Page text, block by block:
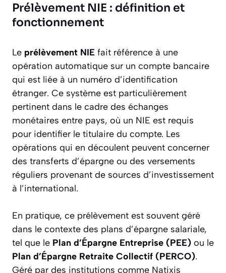
Prélèvement NIE : définition et
fonctionnement
Le prélèvement NIE fait référence à une
opération automatique sur un compte bancaire
qui est liée à un numéro d’identification
étranger. Ce système est particulièrement
pertinent dans le cadre des échanges
monétaires entre pays, où un NIE est requis
pour identifier le titulaire du compte. Les
opérations qui en découlent peuvent concerner
des transferts d’épargne ou des versements
réguliers provenant de sources d’investissement
à l’international.
En pratique, ce prélèvement est souvent géré
dans le contexte des plans d’épargne salariale,
tel que le Plan d’Épargne Entreprise (PEE) ou le
Plan d’Épargne Retraite Collectif (PERCO).
Géré par des institutions comme Natixis